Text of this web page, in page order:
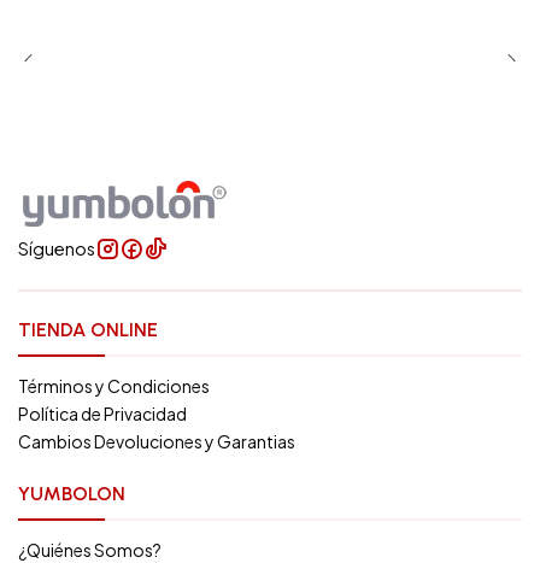
Síguenos
TIENDA ONLINE
Términos y Condiciones
Política de Privacidad
Cambios Devoluciones y Garantias
YUMBOLON
¿Quiénes Somos?